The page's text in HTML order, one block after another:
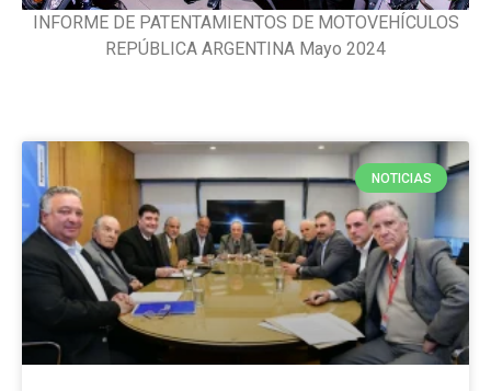
INFORME DE PATENTAMIENTOS DE MOTOVEHÍCULOS
REPÚBLICA ARGENTINA Mayo 2024
NOTICIAS